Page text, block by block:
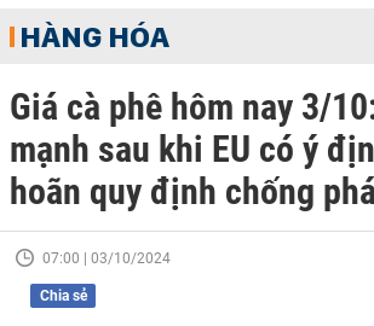
HÀNG HÓA
Giá cà phê hôm nay 3/
mạnh sau khi EU có ý
hoãn quy định chống
07:00 | 03/10/2024
Chia sẻ